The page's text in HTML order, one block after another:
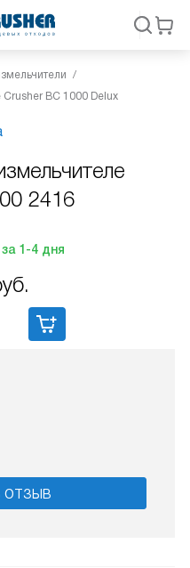
BC 1000 Delux
2416
1-4 дня
ОТЗЫВ